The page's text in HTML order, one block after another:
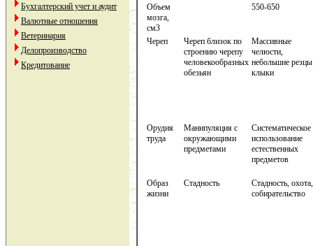
Бухгалтерский учет и аудит
Валютные отношения
Ветеринария
Делопроизводство
Кредитование
Объем
мозга,
см3
550-650
Череп
Череп близок по
строению черепу
человекообразных
обезьян
Массивные
челюсти,
небольшие
клыки
Орудия
труда
Манипуляция с
окружающими
предметами
Систематическое
использование
естественных
предметов
Образ
жизни
Стадность
Стадность, охота,
собирательство